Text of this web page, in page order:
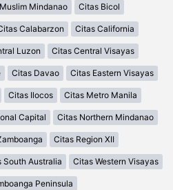
Mindanao Citas Bicol
Calabarzon Citas California
Luzon Citas Central Visayas
Citas Davao Citas Eastern Visayas
Citas Ilocos Citas Metro Manila
Capital Citas Northern Mindanao
Citas Region XII
South Australia Citas Western Visayas
Peninsula